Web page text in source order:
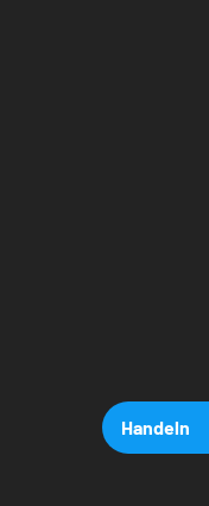
Handeln